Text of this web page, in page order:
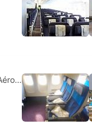
WAW Aéroport Chopin de Varsovie, Varse Aéroport